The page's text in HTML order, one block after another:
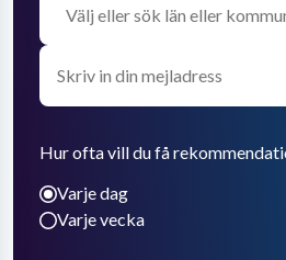
Hur ofta vill du få
Varje dag
Varje vecka